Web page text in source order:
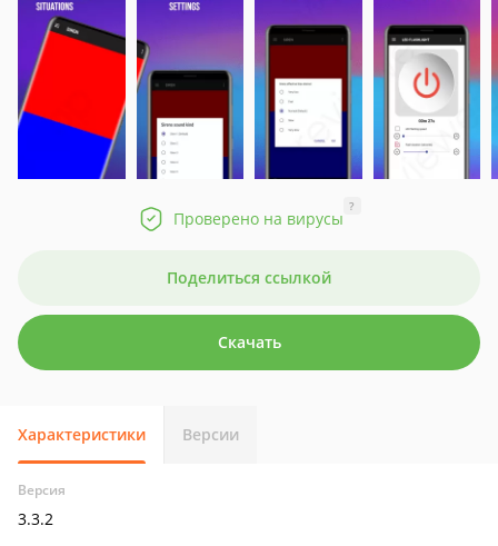
Проверено на вирусы
?
Поделиться ссылкой
Скачать
Характеристики Версии
Версия
3.3.2